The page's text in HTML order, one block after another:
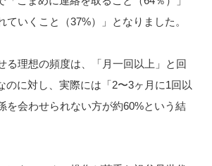
ていくこと（37%）」となりました。
る理想の頻度は、「月一回以上」と回
のに対し、実際には「2〜3ヶ月に1回以
を会わせられない方が約60%という結